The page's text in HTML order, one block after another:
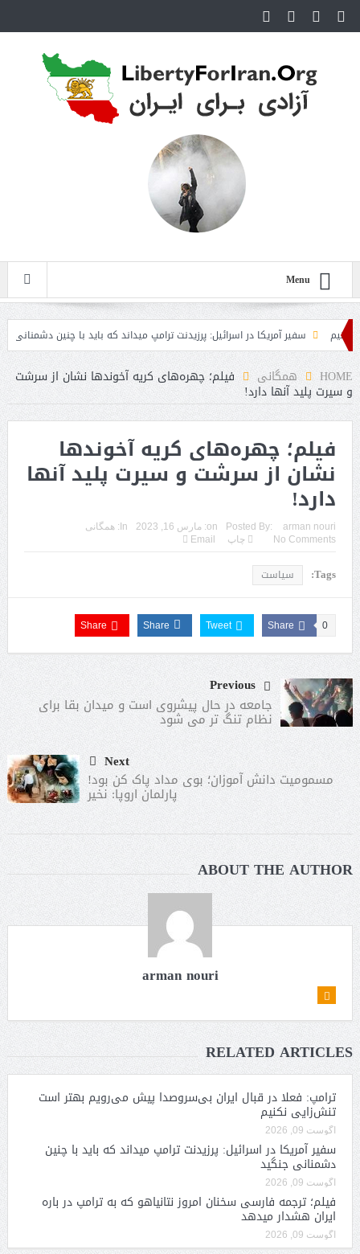
Menu
سفیر آمریکا در اسرائیل: پرزیدنت ترامپ میداند که باید با چنین دشمنانی جنگید
شد
HOME همگانی فیلم؛ چهره‌های کریه آخوندها نشان از سرشت
و سیرت پلید آنها دارد!
فیلم؛ چهره‌های کریه آخوندها
نشان از سرشت و سیرت پلید آنها
دارد!
Posted By: arman nouri
on: مارس 16, 2023 In: همگانی
No Comments
چاپ Email
Tags: سیاست
Share 0
Tweet
Share
Share
Previous
جامعه در حال پیشروی است و میدان بقا برای
نظام تنگ تر می‌ شود
Next
مسمومیت دانش‌ آموزان؛ بوی مداد پاک کن بود!
پارلمان اروپا: نخیر
ABOUT THE AUTHOR
arman nouri
RELATED ARTICLES
ترامپ: فعلا در قبال ایران بی‌سروصدا پیش می‌رویم بهتر است
تنش‌زایی نکنیم
آگوست 09, 2026
سفیر آمریکا در اسرائیل: پرزیدنت ترامپ میداند که باید با چنین
دشمنانی جنگید
آگوست 09, 2026
فیلم؛ ترجمه فارسی سخنان امروز نتانیاهو که به ترامپ در باره
ایران هشدار میدهد
آگوست 09, 2026